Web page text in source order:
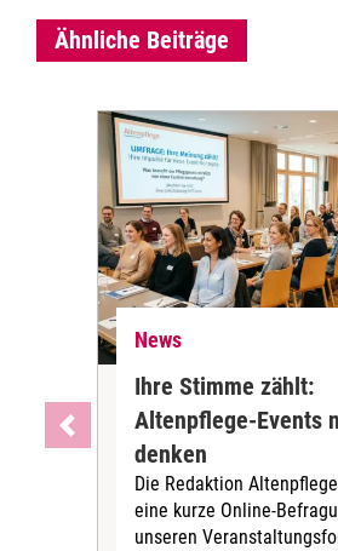
Ähnliche Beiträge
News
Ihre Stimme zählt:
Altenpflege-Events
denken
Die Redaktion
eine kurze Online-
unseren